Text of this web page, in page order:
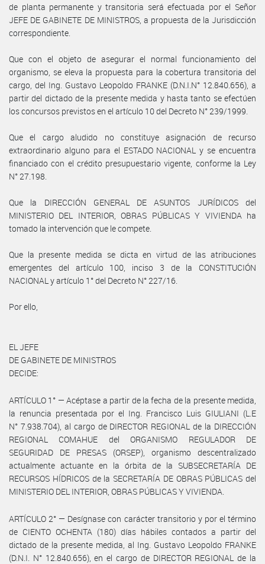
de planta permanente y transitoria será efectuada por el Señor
JEFE DE GABINETE DE MINISTROS, a propuesta de la Jurisdicción
correspondiente.
Que con el objeto de asegurar el normal funcionamiento del
organismo, se eleva la propuesta para la cobertura transitoria del
cargo, del Ing. Gustavo Leopoldo FRANKE (D.N.I.N° 12.840.656), a
partir del dictado de la presente medida y hasta tanto se efectúen
los concursos previstos en el artículo 10 del Decreto N° 239/1999.
Que el cargo aludido no constituye asignación de recurso
extraordinario alguno para el ESTADO NACIONAL y se encuentra
financiado con el crédito presupuestario vigente, conforme la Ley
N° 27.198.
Que la DIRECCIÓN GENERAL DE ASUNTOS JURÍDICOS del
MINISTERIO DEL INTERIOR, OBRAS PÚBLICAS Y VIVIENDA ha
tomado la intervención que le compete.
Que la presente medida se dicta en virtud de las atribuciones
emergentes del artículo 100, inciso 3 de la CONSTITUCIÓN
NACIONAL y artículo 1° del Decreto N° 227/16.
Por ello,
EL JEFE
DE GABINETE DE MINISTROS
DECIDE:
ARTÍCULO 1° — Acéptase a partir de la fecha de la presente medida,
la renuncia presentada por el Ing. Francisco Luis GIULIANI (L.E
N° 7.938.704), al cargo de DIRECTOR REGIONAL de la DIRECCIÓN
REGIONAL COMAHUE del ORGANISMO REGULADOR DE
SEGURIDAD DE PRESAS (ORSEP), organismo descentralizado
actualmente actuante en la órbita de la SUBSECRETARÍA DE
RECURSOS HÍDRICOS de la SECRETARÍA DE OBRAS PÚBLICAS del
MINISTERIO DEL INTERIOR, OBRAS PÚBLICAS Y VIVIENDA.
ARTÍCULO 2° — Desígnase con carácter transitorio y por el término
de CIENTO OCHENTA (180) días hábiles contados a partir del
dictado de la presente medida, al Ing. Gustavo Leopoldo FRANKE
(D.N.I. N° 12.840.656), en el cargo de DIRECTOR REGIONAL de la